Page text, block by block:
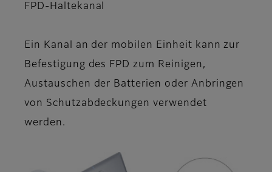
FPD-Haltekanal
Ein Kanal an der mobilen Einheit kann zur
Befestigung des FPD zum Reinigen,
Austauschen der Batterien oder Anbringen
von Schutzabdeckungen verwendet
werden.